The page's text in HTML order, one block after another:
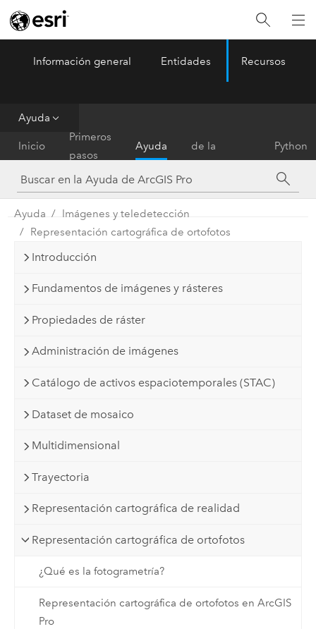
ArcGIS Pro Menu
Información general Entidades Recursos
Ayuda
Inicio
Primeros
pasos
Ayuda
de la
herramienta
Python
Ayuda
Imágenes y teledetección
Representación cartográfica de ortofotos
Introducción
Fundamentos de imágenes y rásteres
Propiedades de ráster
Administración de imágenes
Catálogo de activos espaciotemporales (STAC)
Dataset de mosaico
Multidimensional
Trayectoria
Representación cartográfica de realidad
Representación cartográfica de ortofotos
¿Qué es la fotogrametría?
Representación cartográfica de ortofotos en ArcGIS
Pro